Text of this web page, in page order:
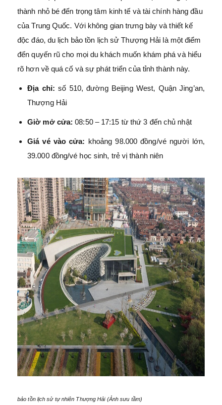
thành nhỏ bé đến trọng tâm kinh tế và tài chính hàng đầu
của Trung Quốc. Với không gian trưng bày và thiết kế
độc đáo, du lịch bảo tồn lịch sử Thượng Hải là một điểm
đến quyến rũ cho mọi du khách muốn khám phá và hiểu
rõ hơn về quá cố và sự phát triển của tỉnh thành này.
Địa chỉ: số 510, đường Beijing West, Quận Jing’an,
Thượng Hải
Giờ mở cửa: 08:50 – 17:15 từ thứ 3 đến chủ nhật
Giá vé vào cửa: khoảng 98.000 đồng/vé người lớn,
39.000 đồng/vé học sinh, trẻ vị thành niên
bảo tồn lịch sử tự nhiên Thượng Hải (Ảnh sưu tầm)